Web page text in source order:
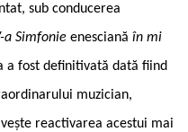
sub conducerea
a Simfonie enesciană în mi
a fost definitivată dată fiind
muzician,
reactivarea acestui mai